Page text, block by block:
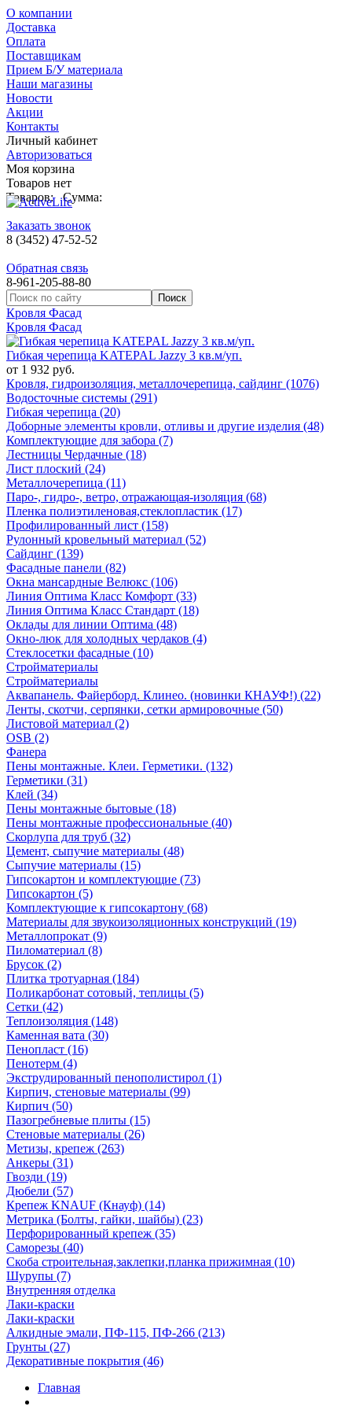
О компании
Доставка
Оплата
Поставщикам
Прием Б/У материала
Наши магазины
Новости
Акции
Контакты
Личный кабинет
Авторизоваться
Моя корзина
Товаров нет
Товаров: Сумма:
Заказать звонок
8 (3452) 47-52-52
Обратная связь
8-961-205-88-80
Кровля Фасад
Кровля Фасад
Гибкая черепица KATEPAL Jazzy 3 кв.м/уп.
от 1 932 руб.
Кровля, гидроизоляция, металлочерепица, сайдинг (1076)
Водосточные системы (291)
Гибкая черепица (20)
Доборные элементы кровли, отливы и другие изделия (48)
Комплектующие для забора (7)
Лестницы Чердачные (18)
Лист плоский (24)
Металлочерепица (11)
Паро-, гидро-, ветро, отражающая-изоляция (68)
Пленка полиэтиленовая,стеклопластик (17)
Профилированный лист (158)
Рулонный кровельный материал (52)
Сайдинг (139)
Фасадные панели (82)
Окна мансардные Велюкс (106)
Линия Оптима Класс Комфорт (33)
Линия Оптима Класс Стандарт (18)
Оклады для линии Оптима (48)
Окно-люк для холодных чердаков (4)
Стеклосетки фасадные (10)
Стройматериалы
Стройматериалы
Аквапанель. Файерборд. Клинео. (новинки КНАУФ!) (22)
Ленты, скотчи, серпянки, сетки армировочные (50)
Листовой материал (2)
OSB (2)
Фанера
Пены монтажные. Клеи. Герметики. (132)
Герметики (31)
Клей (34)
Пены монтажные бытовые (18)
Пены монтажные профессиональные (40)
Скорлупа для труб (32)
Цемент, сыпучие материалы (48)
Сыпучие материалы (15)
Гипсокартон и комплектующие (73)
Гипсокартон (5)
Комплектующие к гипсокартону (68)
Материалы для звукоизоляционных конструкций (19)
Металлопрокат (9)
Пиломатериал (8)
Брусок (2)
Плитка тротуарная (184)
Поликарбонат сотовый, теплицы (5)
Сетки (42)
Теплоизоляция (148)
Каменная вата (30)
Пенопласт (16)
Пенотерм (4)
Экструдированный пенополистирол (1)
Кирпич, стеновые материалы (99)
Кирпич (50)
Пазогребневые плиты (15)
Стеновые материалы (26)
Метизы, крепеж (263)
Анкеры (31)
Гвозди (19)
Дюбели (57)
Крепеж KNAUF (Кнауф) (14)
Метрика (Болты, гайки, шайбы) (23)
Перфорированный крепеж (35)
Саморезы (40)
Скоба строительная,заклепки,планка прижимная (10)
Шурупы (7)
Внутренняя отделка
Лаки-краски
Лаки-краски
Алкидные эмали, ПФ-115, ПФ-266 (213)
Грунты (27)
Декоративные покрытия (46)
Главная